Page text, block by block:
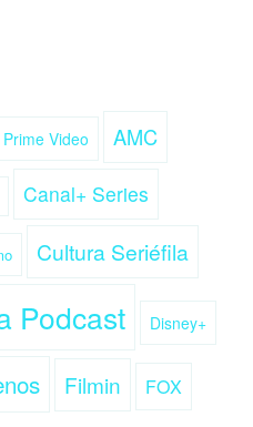
Video AMC
Canal+ Series
Cultura Seriéfila
Podcast Disney+
Filmin FOX